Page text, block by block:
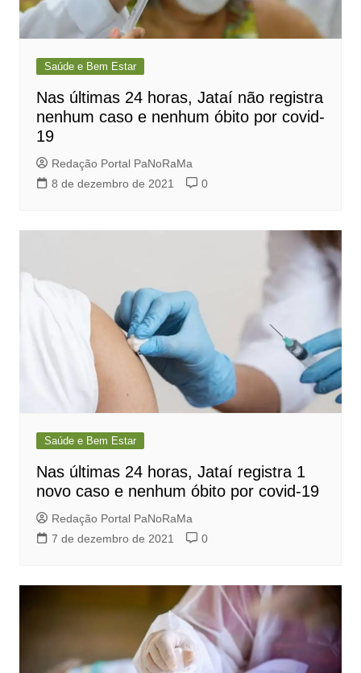
Saúde e Bem Estar
Nas últimas 24 horas, Jataí não registra
nenhum caso e nenhum óbito por covid-
19
Redação Portal PaNoRaMa
8 de dezembro de 2021
0
Saúde e Bem Estar
Nas últimas 24 horas, Jataí registra 1
novo caso e nenhum óbito por covid-19
Redação Portal PaNoRaMa
7 de dezembro de 2021
0